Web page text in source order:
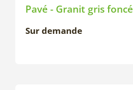
Pavé - Granit gris foncé
Sur demande